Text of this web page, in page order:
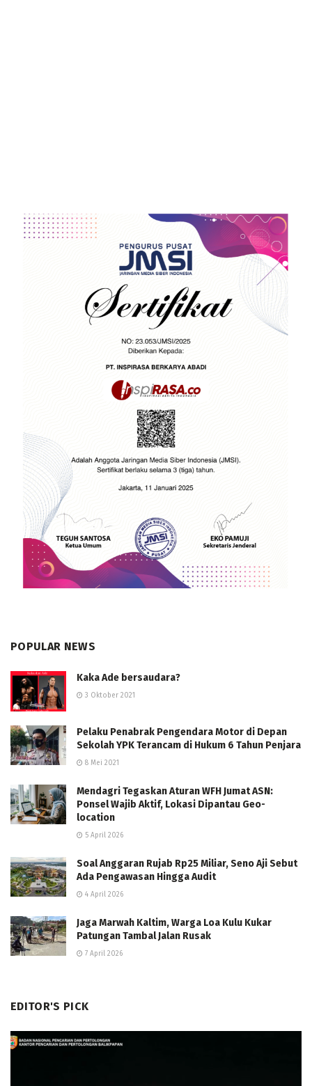
POPULAR NEWS
Kaka Ade bersaudara?
3 Oktober 2021
Pelaku Penabrak Pengendara Motor di Depan
Sekolah YPK Terancam di Hukum 6 Tahun Penjara
8 Mei 2021
Mendagri Tegaskan Aturan WFH Jumat ASN:
Ponsel Wajib Aktif, Lokasi Dipantau Geo-
location
5 April 2026
Soal Anggaran Rujab Rp25 Miliar, Seno Aji Sebut
Ada Pengawasan Hingga Audit
4 April 2026
Jaga Marwah Kaltim, Warga Loa Kulu Kukar
Patungan Tambal Jalan Rusak
7 April 2026
EDITOR'S PICK